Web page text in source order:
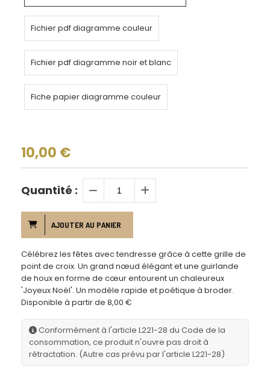
Fichier pdf diagramme couleur
Fichier pdf diagramme noir et blanc
Fiche papier diagramme couleur
10,00 €
Quantité :
AJOUTER AU PANIER
Célébrez les fêtes avec tendresse grâce à cette grille de
point de croix. Un grand nœud élégant et une guirlande
de houx en forme de cœur entourent un chaleureux
'Joyeux Noël'. Un modèle rapide et poétique à broder.
Disponible à partir de 8,00 €
Conformément à l'article L221-28 du Code de la
consommation, ce produit n'ouvre pas droit à
rétractation. (Autre cas prévu par l'article L221-28)